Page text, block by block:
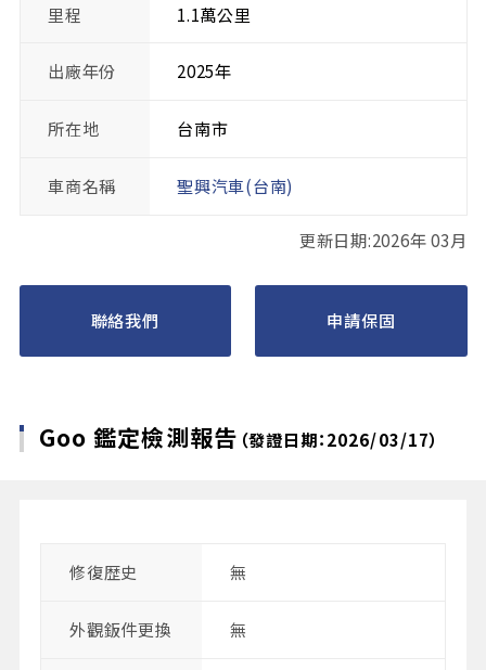
里程 1.1萬公里
出廠年份 2025年
所在地 台南市
車商名稱 聖興汽車(台南)
更新日期:2026年 03月
聯絡我們 申請保固
Goo 鑑定檢測報告 （發證日期：2026/03/17）
修復歴史 無
外觀鈑件更換 無